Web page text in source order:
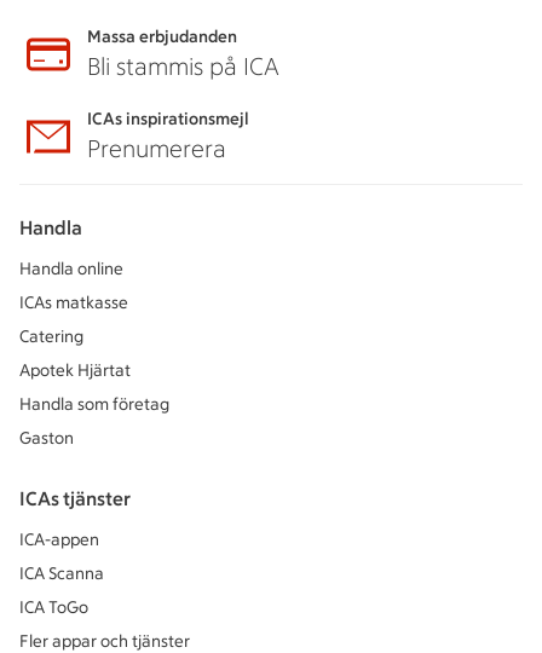
Massa erbjudanden
Bli stammis på ICA
ICAs inspirationsmejl
Prenumerera
Handla
Handla online
ICAs matkasse
Catering
Apotek Hjärtat
Handla som företag
Gaston
ICAs tjänster
ICA-appen
ICA Scanna
ICA ToGo
Fler appar och tjänster